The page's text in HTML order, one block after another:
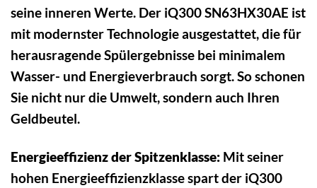
seine inneren Werte. Der iQ300 SN63HX30AE ist
mit modernster Technologie ausgestattet, die für
herausragende Spülergebnisse bei minimalem
Wasser- und Energieverbrauch sorgt. So schonen
Sie nicht nur die Umwelt, sondern auch Ihren
Geldbeutel.
Energieeffizienz der Spitzenklasse: Mit seiner
hohen Energieeffizienzklasse spart der iQ300